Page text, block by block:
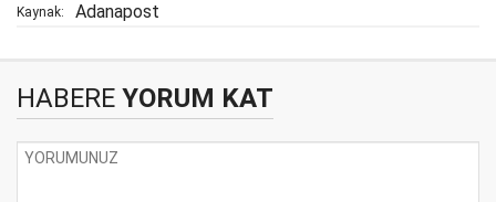
Kaynak: Adanapost
HABERE YORUM KAT